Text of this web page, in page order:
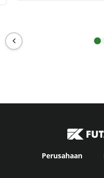
Perusahaan